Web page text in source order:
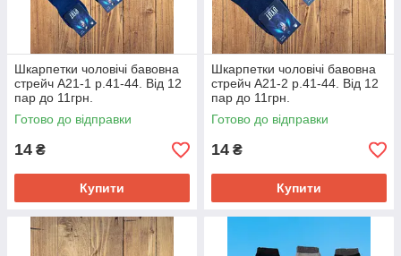
Шкарпетки чоловічі бавовна
стрейч А21-1 р.41-44. Від 12
пар до 11грн.
Готово до відправки
14 ₴
Купити
Шкарпетки чоловічі бавовна
стрейч А21-2 р.41-44. Від 12
пар до 11грн.
Готово до відправки
14 ₴
Купити